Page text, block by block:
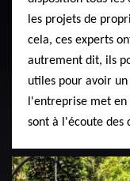
les projets de
cela, ces experts
autrement dit, ils
utiles pour avoir
l'entreprise met
sont à l'écoute des